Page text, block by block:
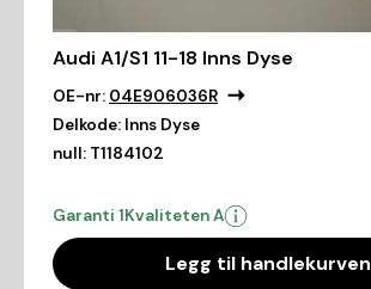
Audi A1/S1 11-18 Inns Dyse
OE-nr: 04E906036R
Delkode: Inns Dyse
null: T1184102
Garanti 1Kvaliteten A
Legg til handlekurven